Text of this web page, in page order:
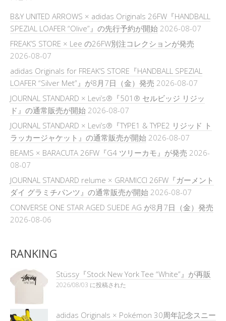
B&Y UNITED ARROWS × adidas Originals 26FW『HANDBALL
SPEZIAL LOAFER “Olive”』の先行予約が開始 2026-08-07
FREAK’S STORE × Lee の26FW別注コレクションが発売
2026-08-07
adidas Originals for FREAK’S STORE『HANDBALL SPEZIAL
LOAFER “Silver Met”』が8月7日（金）発売 2026-08-07
JOURNAL STANDARD × Levi’s®『501® セルビッジ リジッ
ド』の通常販売が開始 2026-08-07
JOURNAL STANDARD × Levi’s®『TYPE1 & TYPE2 リジッド ト
ラッカージャケット』の通常販売が開始 2026-08-07
BEAMS × BARACUTA 26FW『G4 ツリーカモ』が発売 2026-
08-07
JOURNAL STANDARD relume × GRAMICCI 26FW『ガーメント
ダイ グラミチパンツ』の通常販売が開始 2026-08-07
CONVERSE ONE STAR AGED SUEDE AG が8月7日（金）発売
2026-08-06
RANKING
Stüssy『Stock New York Tee “White”』が再販
2026/08/03 に投稿された
adidas Originals × Pokémon 30周年記念スニー